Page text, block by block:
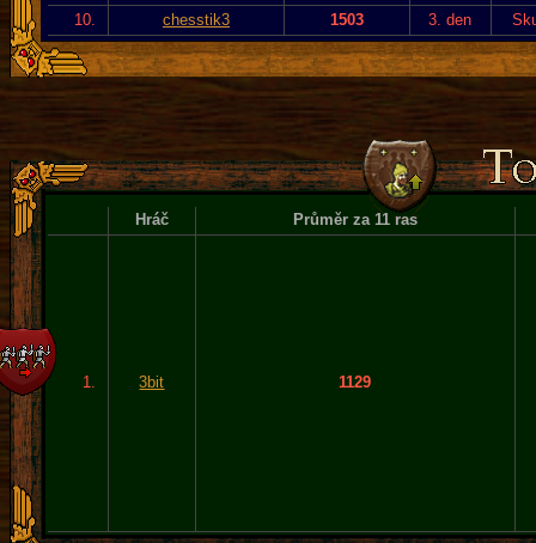
10.
chesstik3 1503 3. den
Hráč Průměr za 11 ras
1. 3bit 1129